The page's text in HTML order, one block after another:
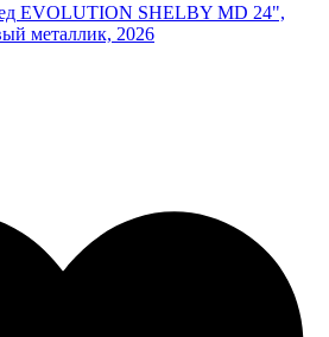
EVOLUTION SHELBY MD 24",
металлик, 2026